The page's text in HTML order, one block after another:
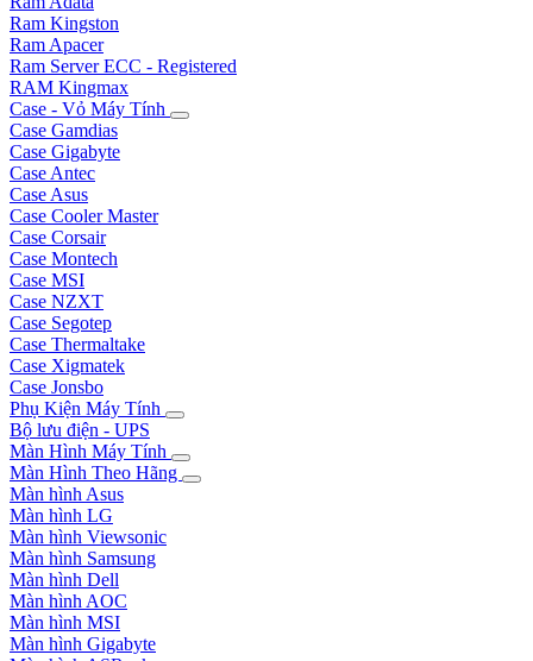
Ram Kingston
Ram Apacer
Ram Server ECC - Registered
RAM Kingmax
Case - Vỏ Máy Tính
Case Gamdias
Case Gigabyte
Case Antec
Case Asus
Case Cooler Master
Case Corsair
Case Montech
Case MSI
Case NZXT
Case Segotep
Case Thermaltake
Case Xigmatek
Case Jonsbo
Phụ Kiện Máy Tính
Bộ lưu điện - UPS
Màn Hình Máy Tính
Màn Hình Theo Hãng
Màn hình Asus
Màn hình LG
Màn hình Viewsonic
Màn hình Samsung
Màn hình Dell
Màn hình AOC
Màn hình MSI
Màn hình Gigabyte